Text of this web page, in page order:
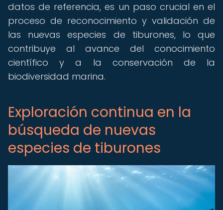
datos de referencia, es un paso crucial en el
proceso de reconocimiento y validación de
las nuevas especies de tiburones, lo que
contribuye al avance del conocimiento
científico y a la conservación de la
biodiversidad marina.
Exploración continua en la
búsqueda de nuevas
especies de tiburones